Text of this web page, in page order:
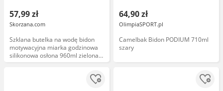
57,99 zł
Skorzana.com
Szklana butelka na wodę bidon
motywacyjna miarka godzinowa
silikonowa osłona 960ml zielona
Peterson PTN SBW-01-960
64,90 zł
OlimpiaSPORT.pl
Camelbak Bidon PODIUM 710ml
szary